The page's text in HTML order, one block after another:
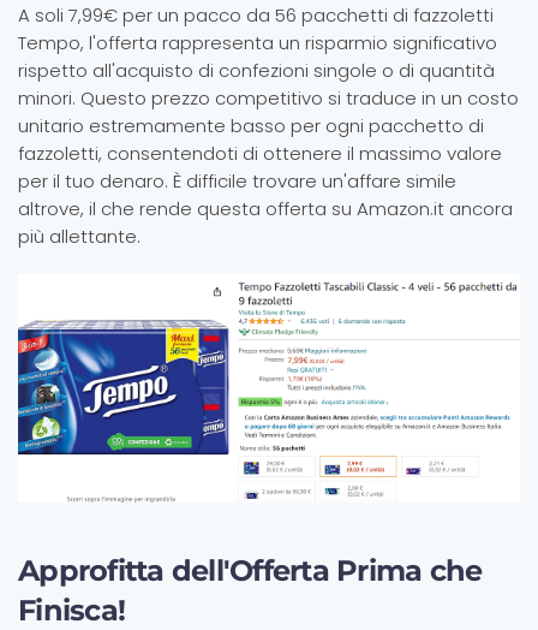
A soli 7,99€ per un pacco da 56 pacchetti di fazzoletti
Tempo, l'offerta rappresenta un risparmio significativo
rispetto all'acquisto di confezioni singole o di quantità
minori. Questo prezzo competitivo si traduce in un costo
unitario estremamente basso per ogni pacchetto di
fazzoletti, consentendoti di ottenere il massimo valore
per il tuo denaro. È difficile trovare un'affare simile
altrove, il che rende questa offerta su Amazon.it ancora
più allettante.
Approfitta dell'Offerta Prima che
Finisca!